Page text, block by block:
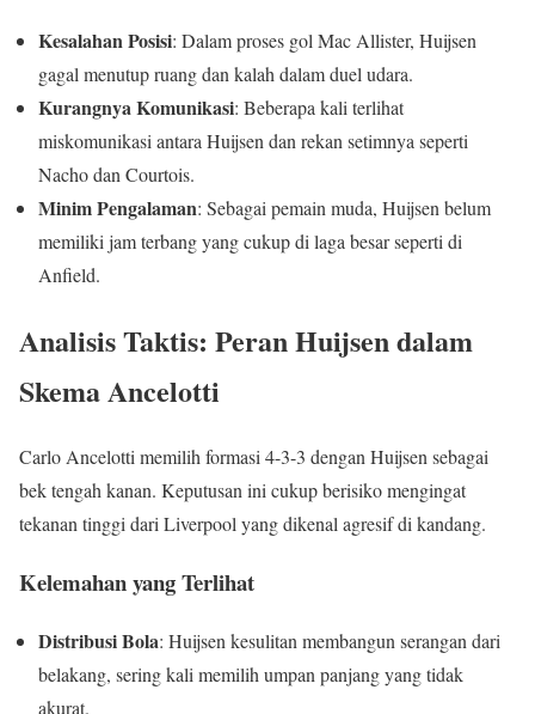
Kesalahan Posisi: Dalam proses gol Mac Allister, Huijsen
gagal menutup ruang dan kalah dalam duel udara.
Kurangnya Komunikasi: Beberapa kali terlihat
miskomunikasi antara Huijsen dan rekan setimnya seperti
Nacho dan Courtois.
Minim Pengalaman: Sebagai pemain muda, Huijsen belum
memiliki jam terbang yang cukup di laga besar seperti di
Anfield.
Analisis Taktis: Peran Huijsen dalam
Skema Ancelotti
Carlo Ancelotti memilih formasi 4-3-3 dengan Huijsen sebagai
bek tengah kanan. Keputusan ini cukup berisiko mengingat
tekanan tinggi dari Liverpool yang dikenal agresif di kandang.
Kelemahan yang Terlihat
Distribusi Bola: Huijsen kesulitan membangun serangan dari
belakang, sering kali memilih umpan panjang yang tidak
akurat.